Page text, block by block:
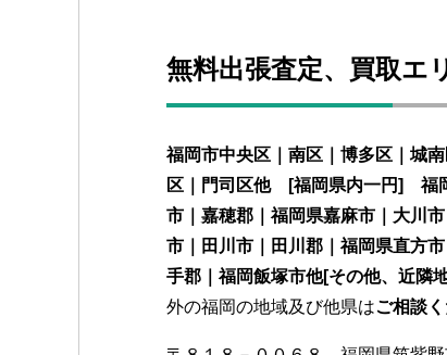
無料出張査定、買取エ
福岡市中央区｜南区｜博多区｜城
区｜門司区他 [福岡県内一円] 福
市｜嘉穂郡｜福岡県嘉麻市｜大川
市｜田川市｜田川郡｜福岡県直方
手郡｜福岡飯塚市他[その他、近
外の福岡の地域及び他県はご相談く